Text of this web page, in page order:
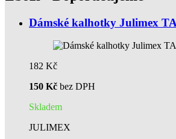
Dámské kalhotky Julimex
182 Kč
150 Kč bez DPH
Skladem
JULIMEX